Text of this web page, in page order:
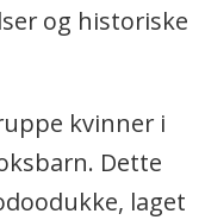
og historiske
kvinner i
Dette
laget